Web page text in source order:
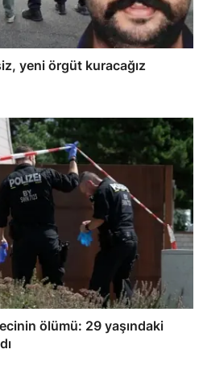
yeni örgüt kuracağız
ölümü: 29 yaşındaki